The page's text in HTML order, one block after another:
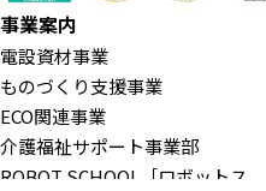
事業案内
電設資材事業
ものづくり支援事業
ECO関連事業
介護福祉サポート事業部
ROBOT SCHOOL［ロボットス